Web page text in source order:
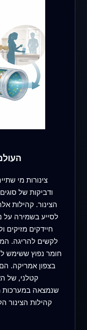
צינורות מי
ודביקות של
הצינור. קהילות
לסייע בשמירה על
חיידקים מזיקים
לקשים להריגה.
בצפון אמריקה.
קטלני, של
שנמצאה במערכות
קהילות הצינור